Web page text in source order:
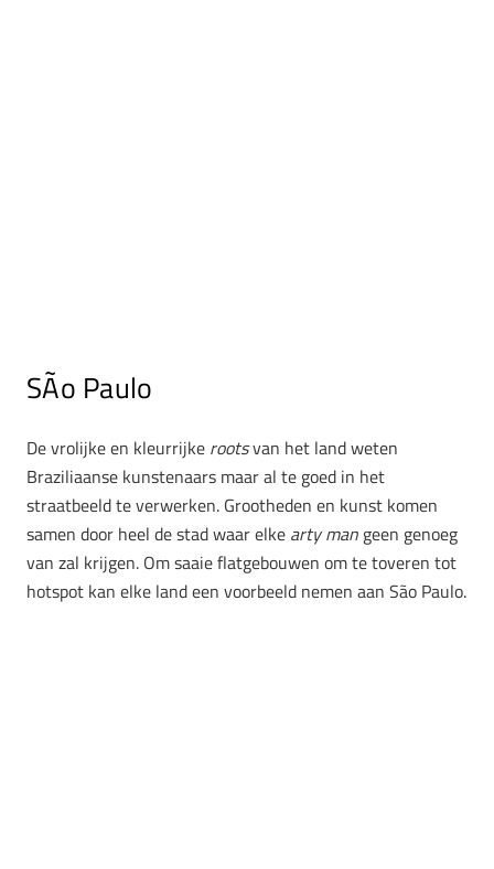
SÃo Paulo
De vrolijke en kleurrijke rootsvan het land weten
Braziliaanse kunstenaars maar al te goed in het
straatbeeld te verwerken. Grootheden en kunst komen
samen door heel de stad waar elke arty man geen genoeg
van zal krijgen. Om saaie flatgebouwen om te toveren tot
hotspot kan elke land een voorbeeld nemen aan São Paulo.